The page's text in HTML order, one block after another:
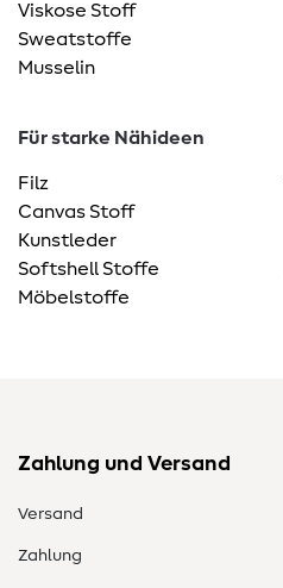
Viskose Stoff
Sweatstoffe
Musselin
Für starke Nähideen
Filz
Canvas Stoff
Kunstleder
Softshell Stoffe
Möbelstoffe
Zahlung und Versand
Versand
Zahlung